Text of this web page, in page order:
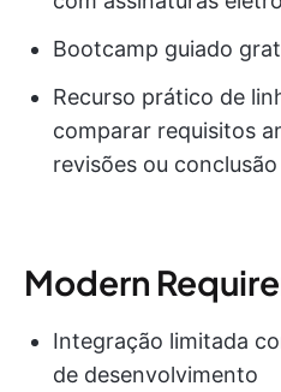
Bootcamp guiado
Recurso prático de
comparar requisitos
revisões ou conclusão
Modern
Integração limitada
de desenvolvimento